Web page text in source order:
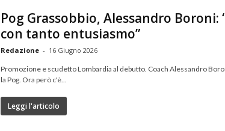
Pog Grassobbio, Alessandro
con tanto entusiasmo”
Redazione - 16 Giugno 2026
Promozione e scudetto Lombardia al debutto. Coach Alessandro
la Pog. Ora però c'è...
Leggi l'articolo